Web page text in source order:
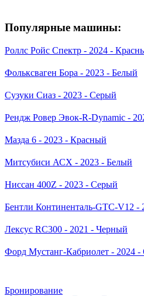
Популярные машины:
Роллс Ройс Спектр - 2024 -
Фольксваген Бора - 2023 - Белый
Сузуки Сиаз - 2023 - Серый
Рендж Ровер Эвок-R-Dynamic -
Мазда 6 - 2023 - Красный
Митсубиси АСХ - 2023 - Белый
Ниссан 400Z - 2023 - Серый
Бентли Континенталь-GTC-V12 -
Лексус RC300 - 2021 - Черный
Форд Мустанг-Кабриолет - 2024
Бронирование